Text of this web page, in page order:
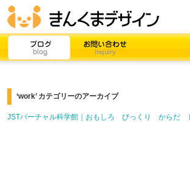
‘work’ カテゴリーのアーカイブ
JSTバーチャル科学館｜おもしろ びっくり からだ